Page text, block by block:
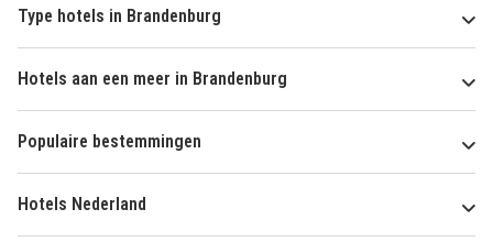
Type hotels in Brandenburg
Hotels aan een meer in Brandenburg
Populaire bestemmingen
Hotels Nederland